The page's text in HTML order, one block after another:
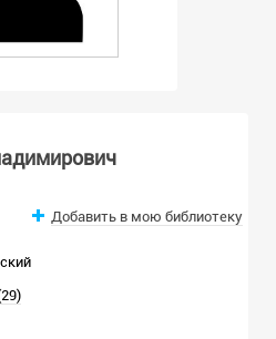
Добавить в мою библиотеку